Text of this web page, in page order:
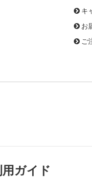
キ
お
ご
用ガイド